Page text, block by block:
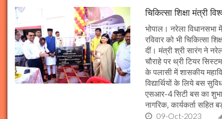
चिकित्सा शिक्षा मंत्री
भोपाल। नरेला विधानसभा
रविवार को भी चिकित्सा
दीं। मंत्री श्री सारंग ने
चौराहे पर थ्री टियर
के पलासी में शासकीय
विद्यार्थियों के लिये बस
एसआर-4 सिटी बस का
नागरिक, कार्यकर्ता सहित
09-Oct-2023